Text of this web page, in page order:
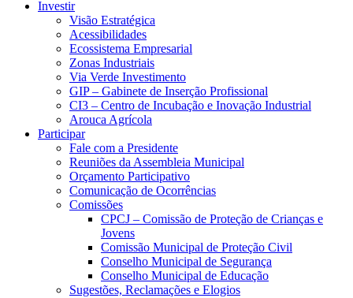
Investir
Visão Estratégica
Acessibilidades
Ecossistema Empresarial
Zonas Industriais
Via Verde Investimento
GIP – Gabinete de Inserção Profissional
CI3 – Centro de Incubação e Inovação Industrial
Arouca Agrícola
Participar
Fale com a Presidente
Reuniões da Assembleia Municipal
Orçamento Participativo
Comunicação de Ocorrências
Comissões
CPCJ – Comissão de Proteção de Crianças e
Jovens
Comissão Municipal de Proteção Civil
Conselho Municipal de Segurança
Conselho Municipal de Educação
Sugestões, Reclamações e Elogios